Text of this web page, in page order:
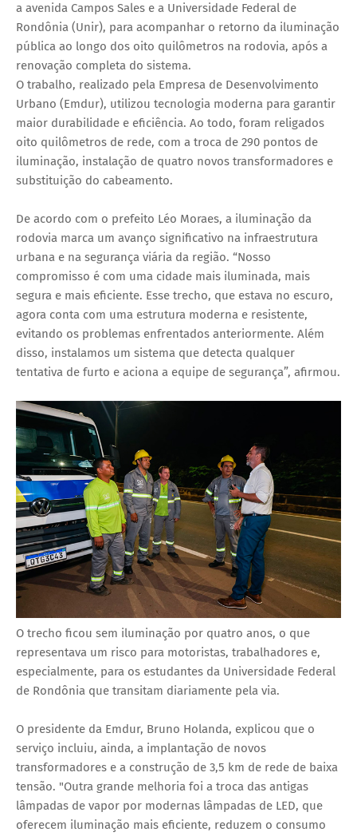
a avenida Campos Sales e a Universidade Federal de
Rondônia (Unir), para acompanhar o retorno da iluminação
pública ao longo dos oito quilômetros na rodovia, após a
renovação completa do sistema.
O trabalho, realizado pela Empresa de Desenvolvimento
Urbano (Emdur), utilizou tecnologia moderna para garantir
maior durabilidade e eficiência. Ao todo, foram religados
oito quilômetros de rede, com a troca de 290 pontos de
iluminação, instalação de quatro novos transformadores e
substituição do cabeamento.
De acordo com o prefeito Léo Moraes, a iluminação da
rodovia marca um avanço significativo na infraestrutura
urbana e na segurança viária da região. “Nosso
compromisso é com uma cidade mais iluminada, mais
segura e mais eficiente. Esse trecho, que estava no escuro,
agora conta com uma estrutura moderna e resistente,
evitando os problemas enfrentados anteriormente. Além
disso, instalamos um sistema que detecta qualquer
tentativa de furto e aciona a equipe de segurança”, afirmou.
O trecho ficou sem iluminação por quatro anos, o que
representava um risco para motoristas, trabalhadores e,
especialmente, para os estudantes da Universidade Federal
de Rondônia que transitam diariamente pela via.
O presidente da Emdur, Bruno Holanda, explicou que o
serviço incluiu, ainda, a implantação de novos
transformadores e a construção de 3,5 km de rede de baixa
tensão. "Outra grande melhoria foi a troca das antigas
lâmpadas de vapor por modernas lâmpadas de LED, que
oferecem iluminação mais eficiente, reduzem o consumo